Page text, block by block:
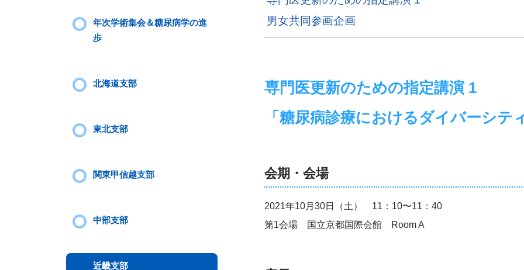
年次学術集会＆糖尿病学の進
歩
北海道支部
東北支部
関東甲信越支部
中部支部
近畿支部
男女共同参画企画
専門医更新のための指定講演 1
「糖尿病診療におけるダイバーシテ
会期・会場
2021年10月30日（土） 11：10〜11：40
第1会場 国立京都国際会館 Room A